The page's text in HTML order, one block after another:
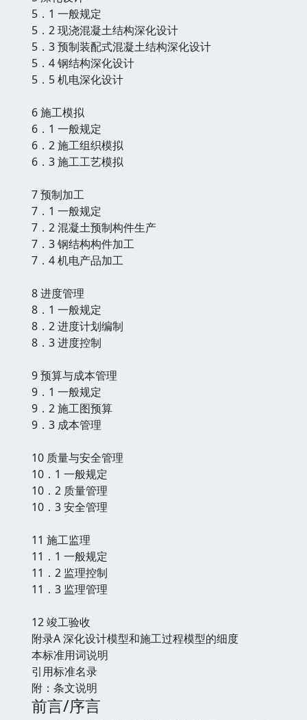
5．1 一般规定
5．2 现浇混凝土结构深化设计
5．3 预制装配式混凝土结构深化设计
5．4 钢结构深化设计
5．5 机电深化设计
6 施工模拟
6．1 一般规定
6．2 施工组织模拟
6．3 施工工艺模拟
7 预制加工
7．1 一般规定
7．2 混凝土预制构件生产
7．3 钢结构构件加工
7．4 机电产品加工
8 进度管理
8．1 一般规定
8．2 进度计划编制
8．3 进度控制
9 预算与成本管理
9．1 一般规定
9．2 施工图预算
9．3 成本管理
10 质量与安全管理
10．1 一般规定
10．2 质量管理
10．3 安全管理
11 施工监理
11．1 一般规定
11．2 监理控制
11．3 监理管理
12 竣工验收
附录A 深化设计模型和施工过程模型的细度
本标准用词说明
引用标准名录
附：条文说明
前言/序言